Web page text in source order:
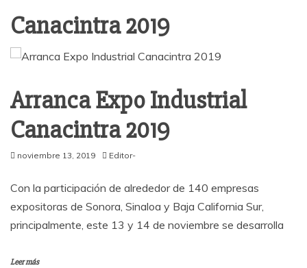
Canacintra 2019
Arranca Expo Industrial
Canacintra 2019
noviembre 13, 2019 Editor-
Con la participación de alrededor de 140 empresas
expositoras de Sonora, Sinaloa y Baja California Sur,
principalmente, este 13 y 14 de noviembre se desarrolla
Leer más